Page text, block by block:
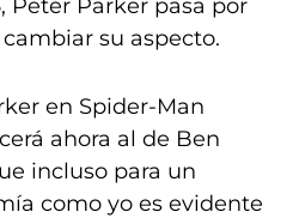
Peter Parker pasa por
su aspecto.
en Spider-Man
ahora al de Ben
incluso para un
como yo es evidente